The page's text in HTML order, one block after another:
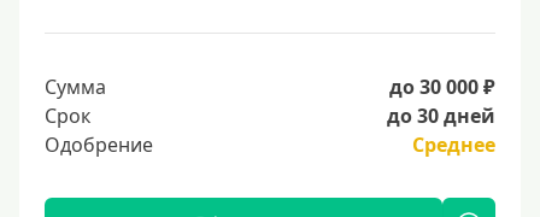
Сумма
до 30 000 ₽
Срок
до 30 дней
Одобрение
Среднее